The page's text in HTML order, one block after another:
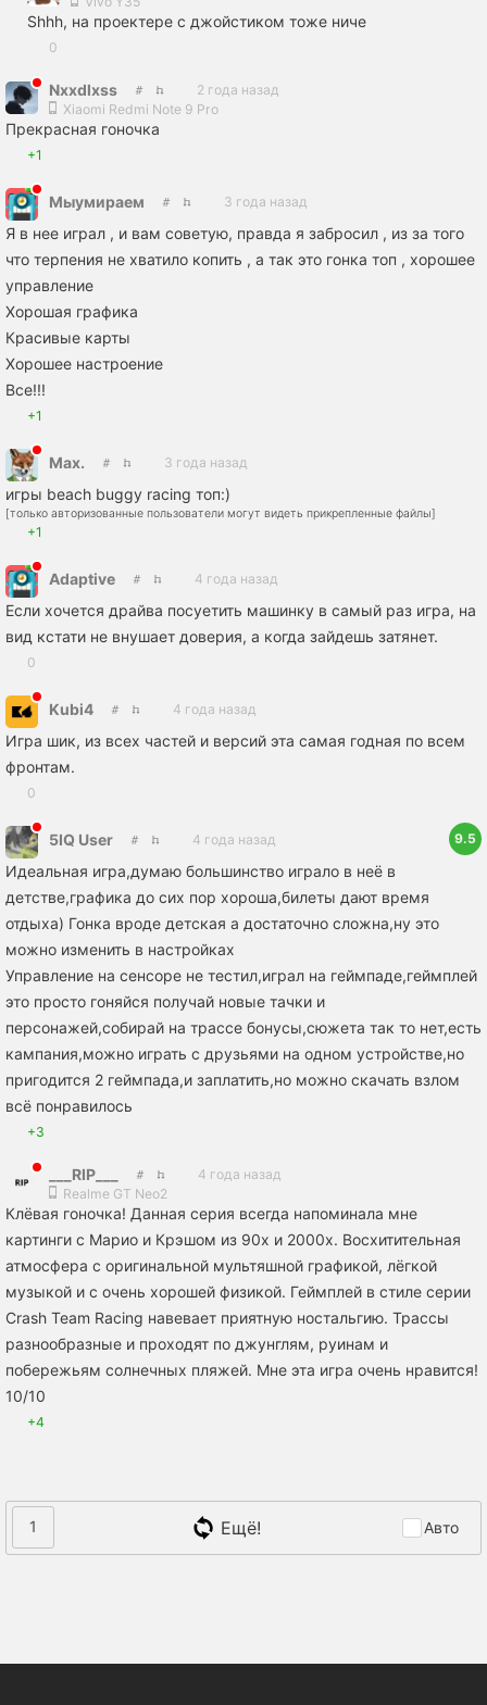
Shhh, на проектере с джойстиком тоже ниче
0
Nxxdlxss
2 года назад
Xiaomi Redmi Note 9 Pro
Прекрасная гоночка
+1
Мыумираем 3 года назад
Я в нее играл , и вам советую, правда я забросил , из за того
что терпения не хватило копить , а так это гонка топ , хорошее
управление
Хорошая графика
Красивые карты
Хорошее настроение
Все!!!
+1
Max. 3 года назад
игры beach buggy racing топ:)
[только авторизованные пользователи могут видеть прикрепленные файлы]
+1
Adaptive 4 года назад
Если хочется драйва посуетить машинку в самый раз игра, на
вид кстати не внушает доверия, а когда зайдешь затянет.
0
Kubi4 4 года назад
Игра шик, из всех частей и версий эта самая годная по всем
фронтам.
0
5IQ User 4 года назад 9.5
Идеальная игра,думаю большинство играло в неё в
детстве,графика до сих пор хороша,билеты дают время
отдыха) Гонка вроде детская а достаточно сложна,ну это
можно изменить в настройках
Управление на сенсоре не тестил,играл на геймпаде,геймплей
это просто гоняйся получай новые тачки и
персонажей,собирай на трассе бонусы,сюжета так то нет,есть
кампания,можно играть с друзьями на одном устройстве,но
пригодится 2 геймпада,и заплатить,но можно скачать взлом
всё понравилось
+3
___RIP___
4 года назад
Realme GT Neo2
Клёвая гоночка! Данная серия всегда напоминала мне
картинги с Марио и Крэшом из 90х и 2000х. Восхитительная
атмосфера с оригинальной мультяшной графикой, лёгкой
музыкой и с очень хорошей физикой. Геймплей в стиле серии
Crash Team Racing навевает приятную ностальгию. Трассы
разнообразные и проходят по джунглям, руинам и
побережьям солнечных пляжей. Мне эта игра очень нравится!
10/10
+4
1 Ещё! Авто